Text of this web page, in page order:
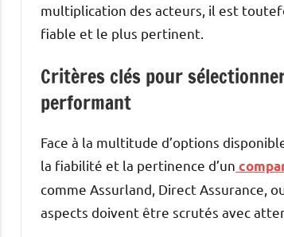
multiplication des acteurs, il est
fiable et le plus pertinent.
Critères clés pour
performant
Face à la multitude d’options
la fiabilité et la pertinence d’un
comme Assurland, Direct Assurance,
aspects doivent être scrutés avec